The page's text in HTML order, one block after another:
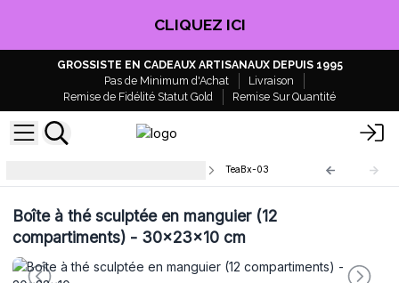
EN PROFITER !
GROSSISTE EN CADEAUX ARTISANAUX DEPUIS 1995
Pas de Minimum d'Achat
Livraison
Remise de Fidélité Statut Gold
Remise Sur Quantité
TeaBx-03
Boîte à thé sculptée en manguier (12
compartiments) - 30x23x10 cm